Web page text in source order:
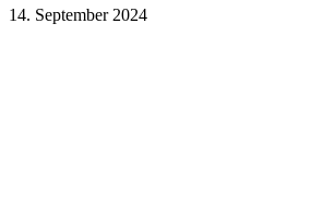
14. September 2024